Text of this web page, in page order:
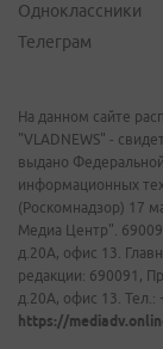
Одноклассники
Телеграм
На данном сайте
"VLADNEWS" -
выдано
информационных
(Роскомнадзор) 17
Медиа Центр".
д.20А, офис 13.
редакции: 690091,
д.20А, офис 13. Тел.:
https://